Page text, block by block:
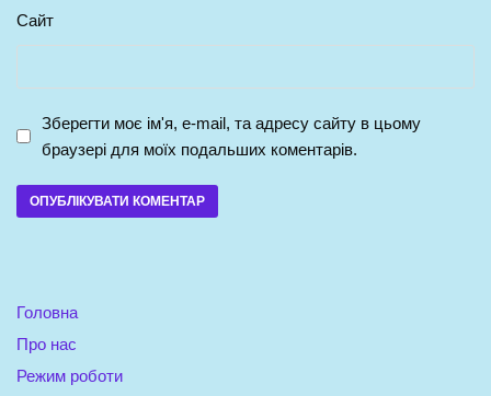
Сайт
Зберегти моє ім'я, e-mail, та адресу сайту в цьому
браузері для моїх подальших коментарів.
Головна
Про нас
Режим роботи